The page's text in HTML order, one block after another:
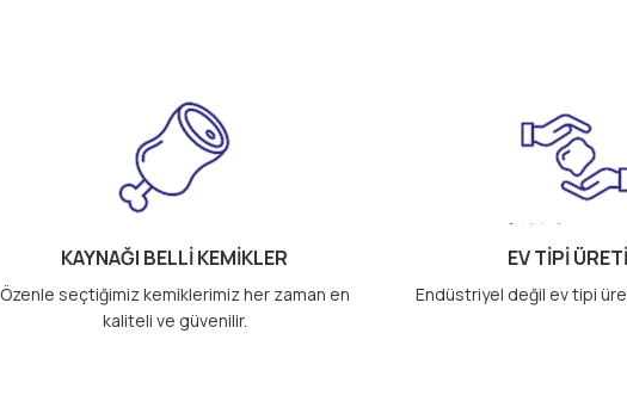
KAYNAĞI BELLİ KEMİKLER
Özenle seçtiğimiz kemiklerimiz her zaman en
kaliteli ve güvenilir.
EV TİPİ
Endüstriyel değil ev tipi